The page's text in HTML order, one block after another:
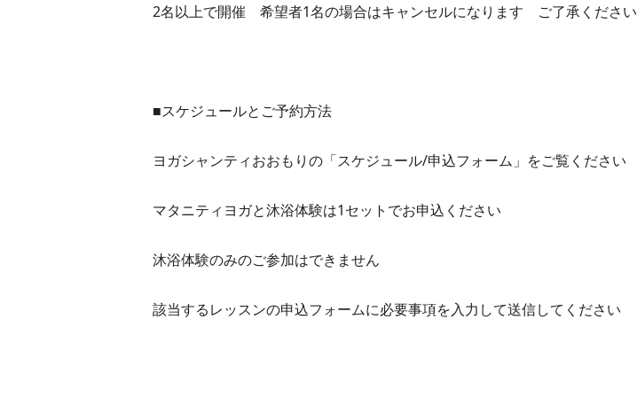
2名以上で開催 希望者1名の場合はキャンセルになります ご了承ください
■スケジュールとご予約方法
ヨガシャンティおおもりの「スケジュール/申込フォーム」をご覧ください
マタニティヨガと沐浴体験は1セットでお申込ください
沐浴体験のみのご参加はできません
該当するレッスンの申込フォームに必要事項を入力して送信してください